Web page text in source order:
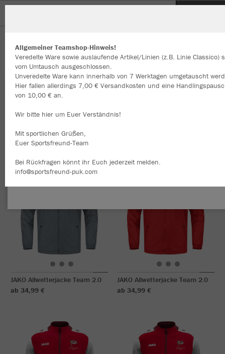
Ruderclub Hassia 1904 e.V.
Nachhaltig
JAKO Allwetterjacke Team 2.0
ab 34,99 €
JAKO Allwetterjacke Team 2.0
ab 34,99 €
Allgemeiner Teamshop-Hinweis!
Veredelte Ware sowie auslaufende Artikel/Linien (z.B. Linie Classico)
vom Umtausch ausgeschlossen.
Unveredelte Ware kann innerhalb von 7 Werktagen umgetauscht
Hier fallen allerdings 7,00 € Versandkosten und eine
von 10,00 € an.
Wir bitte hier um Euer Verständnis!
Mit sportlichen Grüßen,
Euer Sportsfreund-Team
Bei Rückfragen könnt ihr Euch jederzeit melden.
info@sportsfreund-puk.com
Wir verwenden Cookies
Durch die Analyse der Besucherdaten können wir dir personalisierte
zu den Cookies findest Du in den Einstellungen.
Alle ablehnen